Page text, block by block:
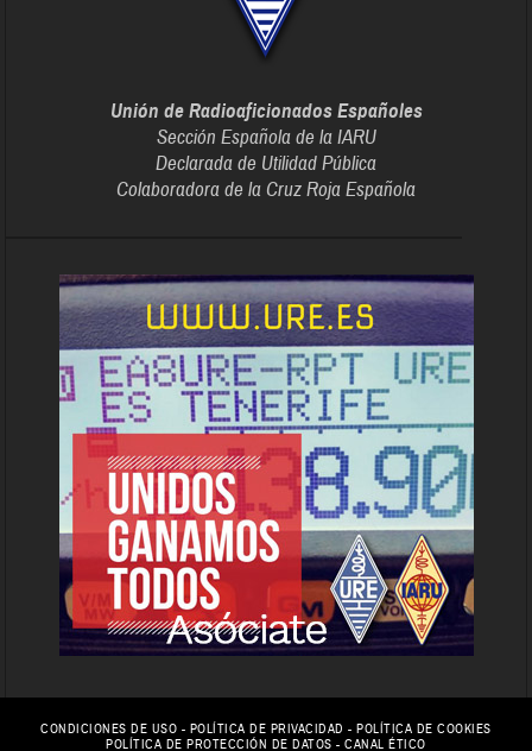
Unión de Radioaficionados Españoles
Sección Española de la IARU
Declarada de Utilidad Pública
Colaboradora de la Cruz Roja Española
CONDICIONES DE USO - POLÍTICA DE PRIVACIDAD -POLÍTICA DE COOKIES
POLÍTICA DE PROTECCIÓN DE DATOS -CANAL ÉTICO